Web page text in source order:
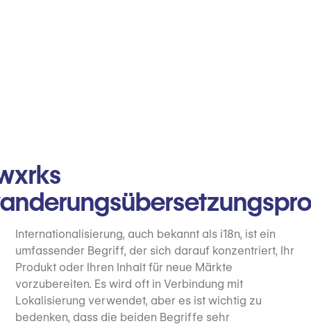
Internationalisierung, auch bekannt als i18n, ist ein
umfassender Begriff, der sich darauf konzentriert, Ihr
Produkt oder Ihren Inhalt für neue Märkte
vorzubereiten. Es wird oft in Verbindung mit
Lokalisierung verwendet, aber es ist wichtig zu
bedenken, dass die beiden Begriffe sehr